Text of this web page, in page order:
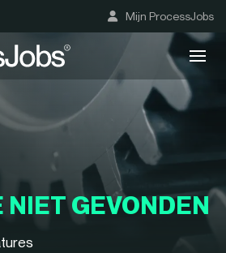
Mijn ProcessJobs
NIET GEVONDEN